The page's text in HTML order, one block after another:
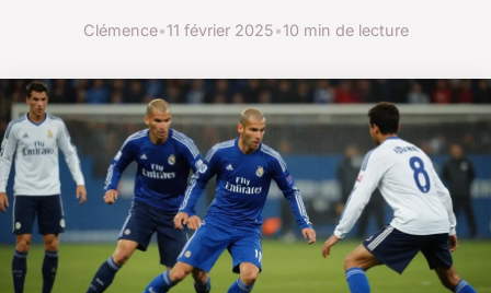
Clémence•11 février 2025•10 min de lecture